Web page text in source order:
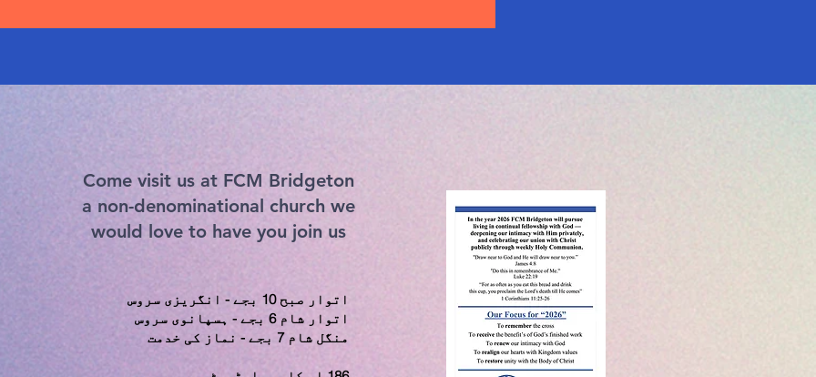
Come visit us at FCM Bridgeton
a non-denominational church we
would love to have you join us
اتوار صبح 10 بجے - انگریزی سروس
اتوار شام 6 بجے - ہسپانوی سروس
منگل شام 7 بجے - نماز کی خدمت